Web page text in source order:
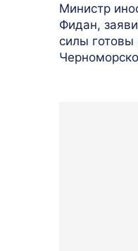
Министр
Фидан,
силы готовы